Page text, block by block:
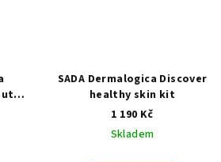
SADA Dermalogica Discover
healthy skin kit
1 190 Kč
Skladem